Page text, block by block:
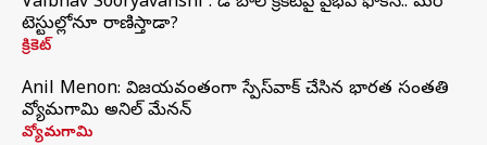
టెస్టుల్లోనూ రాణిస్తాడా?
క్రికెట్
Anil Menon: విజయవంతంగా స్పేస్‌వాక్‌ చేసిన భారత సంతతి
వ్యోమగామి అనిల్‌ మేనన్
వ్యోమగామి